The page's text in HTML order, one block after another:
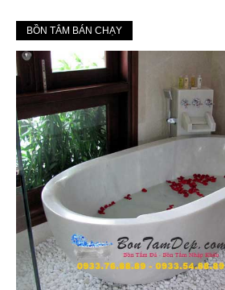
BỒN TẮM BÁN CHẠY